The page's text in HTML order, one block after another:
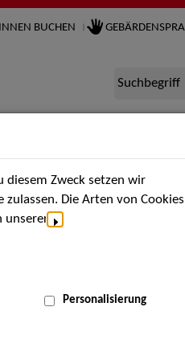
BUCHEN
Suchbegriff
Termine Portfolio
MENÜ
diesem Zweck setzen wir
zulassen. Die Arten von Cookies
unserer
Personalisierung